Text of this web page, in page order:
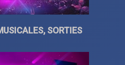
SORTIES